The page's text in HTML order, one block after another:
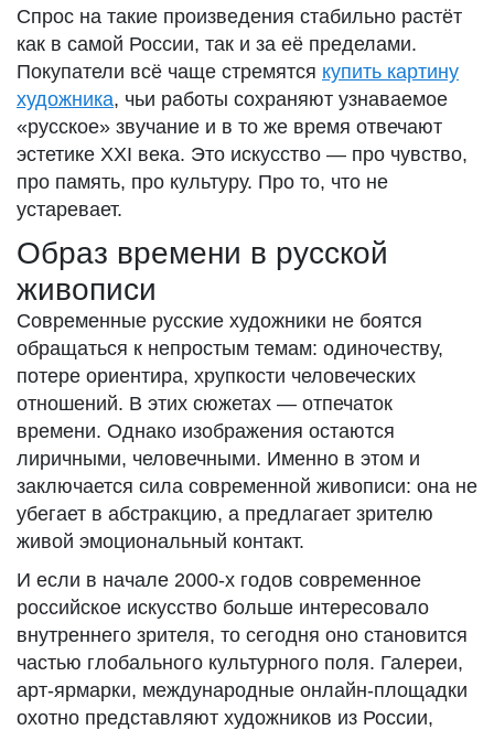
Спрос на такие произведения стабильно растёт
как в самой России, так и за её пределами.
Покупатели всё чаще стремятся купить картину
художника, чьи работы сохраняют узнаваемое
«русское» звучание и в то же время отвечают
эстетике XXI века. Это искусство — про чувство,
про память, про культуру. Про то, что не
устаревает.
Образ времени в русской
живописи
Современные русские художники не боятся
обращаться к непростым темам: одиночеству,
потере ориентира, хрупкости человеческих
отношений. В этих сюжетах — отпечаток
времени. Однако изображения остаются
лиричными, человечными. Именно в этом и
заключается сила современной живописи: она не
убегает в абстракцию, а предлагает зрителю
живой эмоциональный контакт.
И если в начале 2000-х годов современное
российское искусство больше интересовало
внутреннего зрителя, то сегодня оно становится
частью глобального культурного поля. Галереи,
арт-ярмарки, международные онлайн-площадки
охотно представляют художников из России,